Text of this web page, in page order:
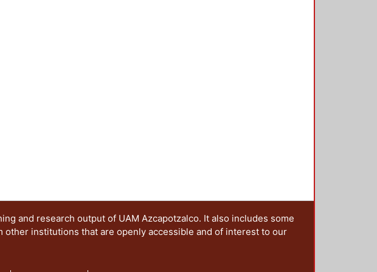
and research output of UAM Azcapotzalco. It also includes some
institutions that are openly accessible and of interest to our